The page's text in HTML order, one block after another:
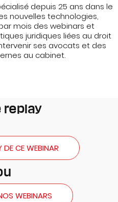
depuis 25 ans dans le
nouvelles technologies,
mois des webinars et
juridiques liées au droit
ses avocats et des
au cabinet.
replay
DE CE WEBINAR
WEBINARS